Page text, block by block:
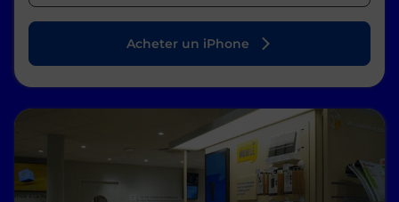
Acheter un iPhone